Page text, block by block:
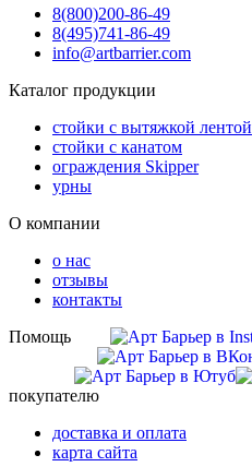
8(800)200-86-49
8(495)741-86-49
info@artbarrier.com
Каталог продукции
стойки с вытяжкой лентой
стойки с канатом
ограждения Skipper
урны
О компании
о нас
отзывы
контакты
Помощь
покупателю
доставка и оплата
карта сайта